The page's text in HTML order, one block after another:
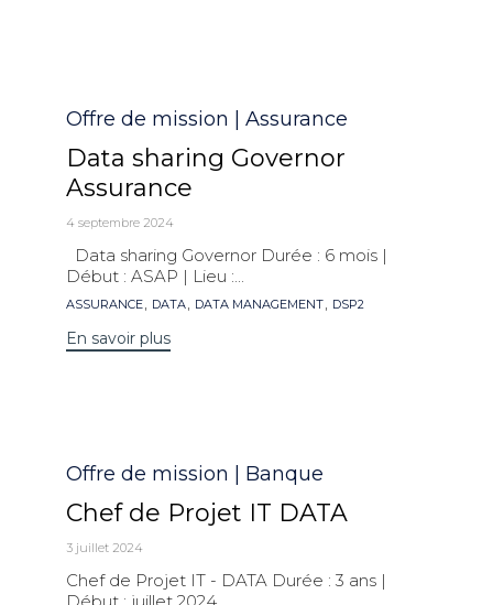
Catégorie
Offre de mission | Assurance
Data sharing Governor
Assurance
4 septembre 2024
Data sharing Governor Durée : 6 mois |
Début : ASAP | Lieu :...
Mots
ASSURANCE, DATA, DATA MANAGEMENT, DSP2
En savoir plus
Catégorie
Offre de mission | Banque
Chef de Projet IT DATA
3 juillet 2024
Chef de Projet IT - DATA Durée : 3 ans |